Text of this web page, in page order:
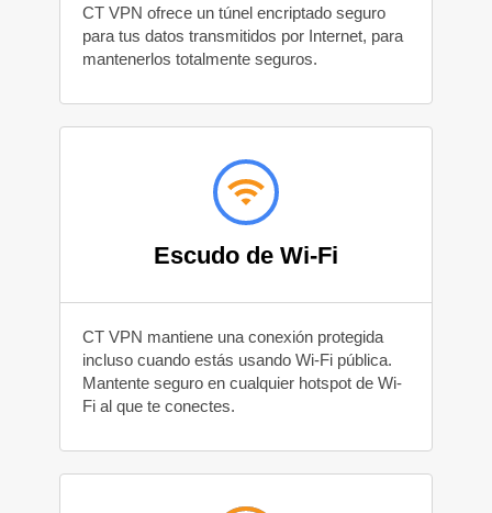
CT VPN ofrece un túnel encriptado seguro
para tus datos transmitidos por Internet, para
mantenerlos totalmente seguros.
Escudo de Wi-Fi
CT VPN mantiene una conexión protegida
incluso cuando estás usando Wi-Fi pública.
Mantente seguro en cualquier hotspot de Wi-
Fi al que te conectes.